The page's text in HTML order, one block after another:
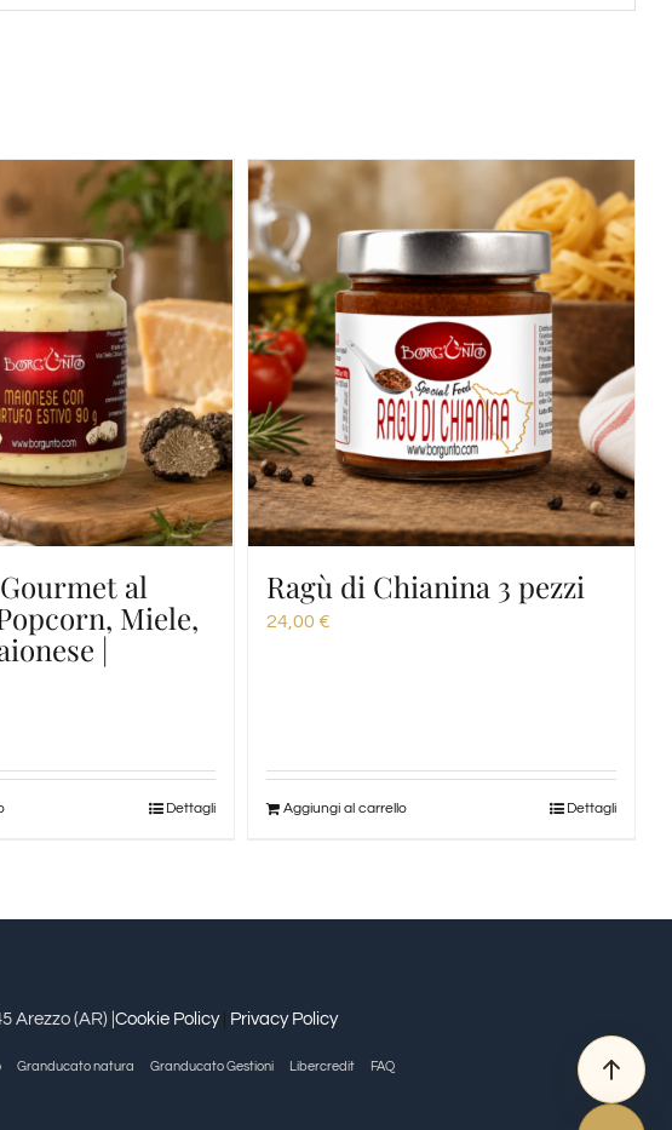
al
Miele,
|
Dettagli
Ragù di Chianina 3 pezzi
24,00 €
Aggiungi al carrello Dettagli
Arezzo (AR) | Cookie Policy| Privacy Policy
Granducato natura Granducato Gestioni Libercredit FAQ